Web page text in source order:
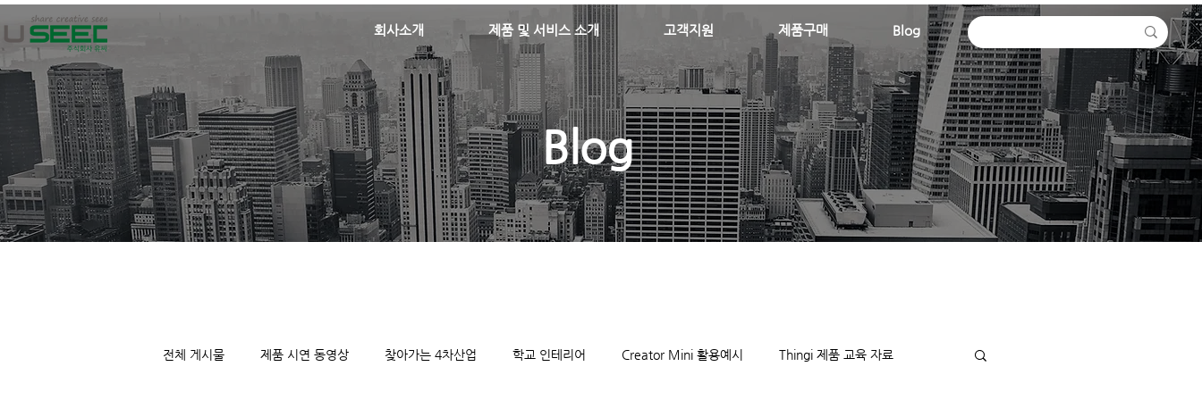
회사소개 제품 및 서비스 소개 고객지원 제품구매 Blog
Blog
전체 게시물 제품 시연 동영상 찾아가는 4차산업 학교 인테리어 Creator Mini 활용예시 Thingi 제품 교육 자료